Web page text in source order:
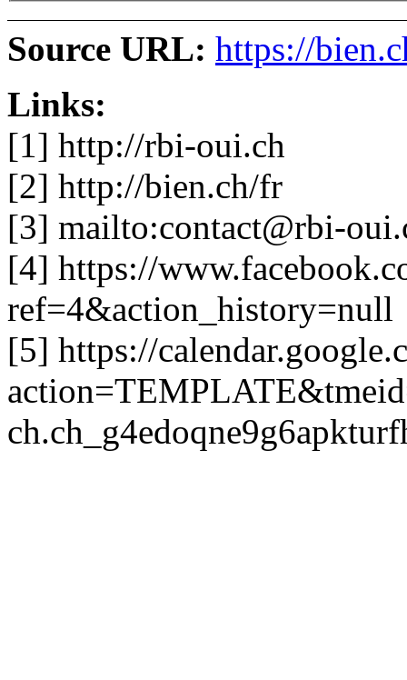
Source URL: https://
Links:
[1] http://rbi-oui.ch
[2] http://bien.ch/fr
[3] mailto:contact@rbi-
[4] https://
ref=4&action_history=null
[5] https://